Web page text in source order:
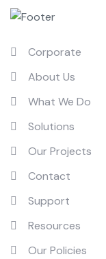
Corporate
About Us
What We Do
Solutions
Our Projects
Contact
Support
Resources
Our Policies